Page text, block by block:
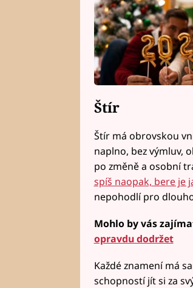
Štír
Štír má obrovskou
naplno, bez výmluv,
po změně a osobní
spíš naopak, bere je
nepohodlí pro
Mohlo by vás
opravdu dodržet
Každé znamení má
schopností jít si za